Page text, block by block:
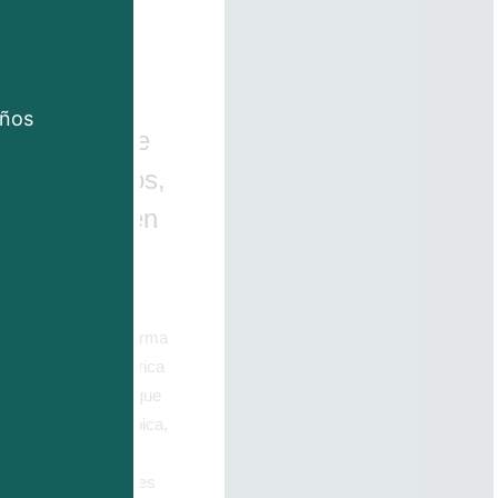
Secas de
Efectos,
Líderes en
como la forma
Con su rica
en evolución, sigue
la cultura cannábica,
tipos de flores